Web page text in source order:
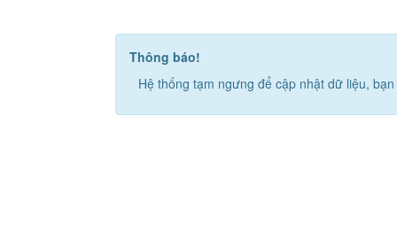
Thông báo!
Hệ thống tạm ngưng để cập nhật dữ liệu,